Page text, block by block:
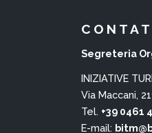
Segreteria
INIZIATIVE
Via Maccani,
Tel. +39 0461
E-mail: